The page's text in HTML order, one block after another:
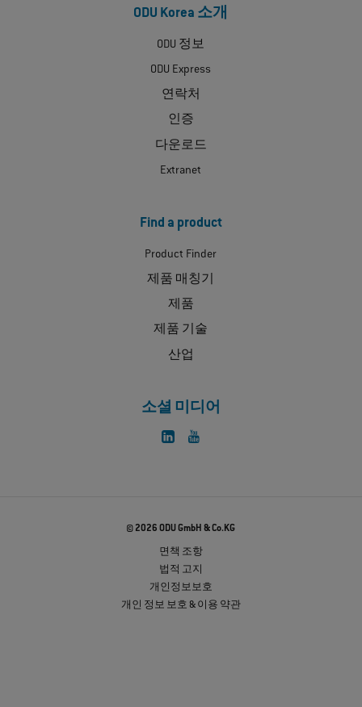
ODU Korea 소개
ODU 정보
ODU Express
연락처
인증
다운로드
Extranet
Find a product
Product Finder
제품 매칭기
제품
제품 기술
산업
소셜 미디어
© 2026 ODU GmbH & Co.KG
면책 조항
법적 고지
개인정보보호
개인 정보 보호 & 이용 약관